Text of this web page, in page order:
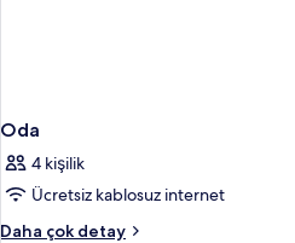
Oda
4 kişilik
Ücretsiz kablosuz internet
Daha çok detay
Oda